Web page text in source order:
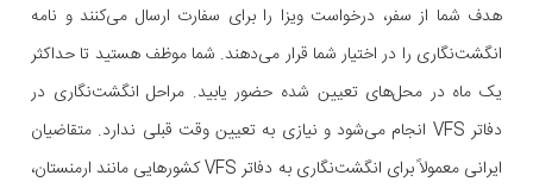
هدف شما از سفر، درخواست ویزا را برای سفارت ارسال می‌کنند و نامه
انگشت‌نگاری را در اختیار شما قرار می‌دهند. شما موظف هستید تا حداکثر
یک ماه در محل‌های تعیین شده حضور یابید. مراحل انگشت‌نگاری در
دفاتر VFS انجام می‌شود و نیازی به تعیین وقت قبلی ندارد. متقاضیان
ایرانی معمولاً برای انگشت‌نگاری به دفاتر VFS کشورهایی مانند ارمنستان،